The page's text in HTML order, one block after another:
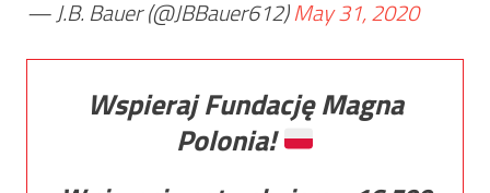
— J.B. Bauer (@JBBauer612)May 31, 2020
Wspieraj Fundację Magna
Polonia!